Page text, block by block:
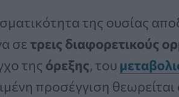
της ουσίας
σετρεις διαφορετικούς
της όρεξης, του
προσέγγιση